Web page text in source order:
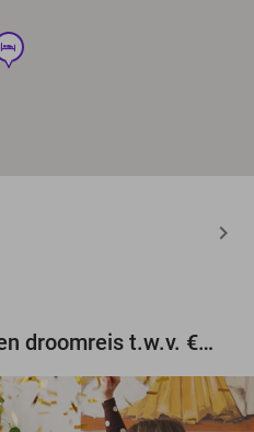
hotel
Maak gratis kans op een droomreis t.w.v. €3.000!